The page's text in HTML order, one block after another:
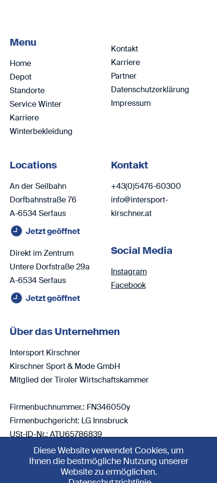
Menu
Home
Depot
Standorte
Service Winter
Karriere
Winterbekleidung
Kontakt
Karriere
Partner
Datenschutzerklärung
Impressum
Locations
An der Seilbahn
Dorfbahnstraße 76
A-6534 Serfaus
Jetzt geöffnet
Direkt im Zentrum
Untere Dorfstraße 29a
A-6534 Serfaus
Jetzt geöffnet
Kontakt
+43(0)5476-60300
info@intersport-
kirschner.at
Social Media
Instagram
Facebook
Über das Unternehmen
Intersport Kirschner
Kirschner Sport & Mode GmbH
Mitglied der Tiroler Wirtschaftskammer
Firmenbuchnummer.: FN346050y
Firmenbuchgericht: LG Innsbruck
USt-ID-Nr.: ATU65786839
Diese Website verwendet Cookies, um
Ihnen die bestmögliche Nutzung unserer
Website zu ermöglichen.